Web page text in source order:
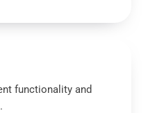
functionality and